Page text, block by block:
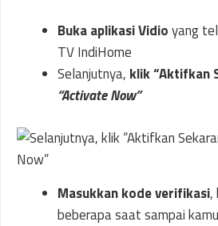
Buka aplikasi Vidioyang
TV IndiHome
Selanjutnya, klik “Aktifkan
“Activate Now”
Masukkan kode verifikasi,
beberapa saat sampai